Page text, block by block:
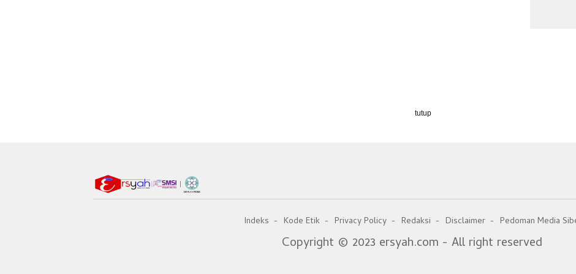
Indeks Kode Etik Privacy Policy Redaksi Disclaimer Pedoman Media
Copyright © 2023 ersyah.com - All right reserved
tutup